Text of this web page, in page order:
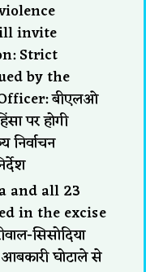
invite
Strict
by the
बीएलओ
पर होगी
निर्वाचन
and all 23
in the excise
सिसोदिया
घोटाले से